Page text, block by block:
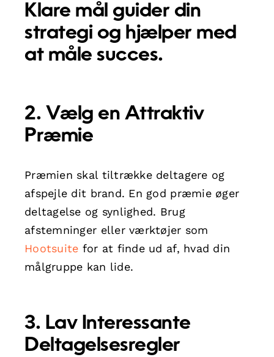
Klare mål guider din
strategi og hjælper med
at måle succes.
2. Vælg en Attraktiv
Præmie
Præmien skal tiltrække deltagere og
afspejle dit brand. En god præmie øger
deltagelse og synlighed. Brug
afstemninger eller værktøjer som
Hootsuite for at finde ud af, hvad din
målgruppe kan lide.
3. Lav Interessante
Deltagelsesregler